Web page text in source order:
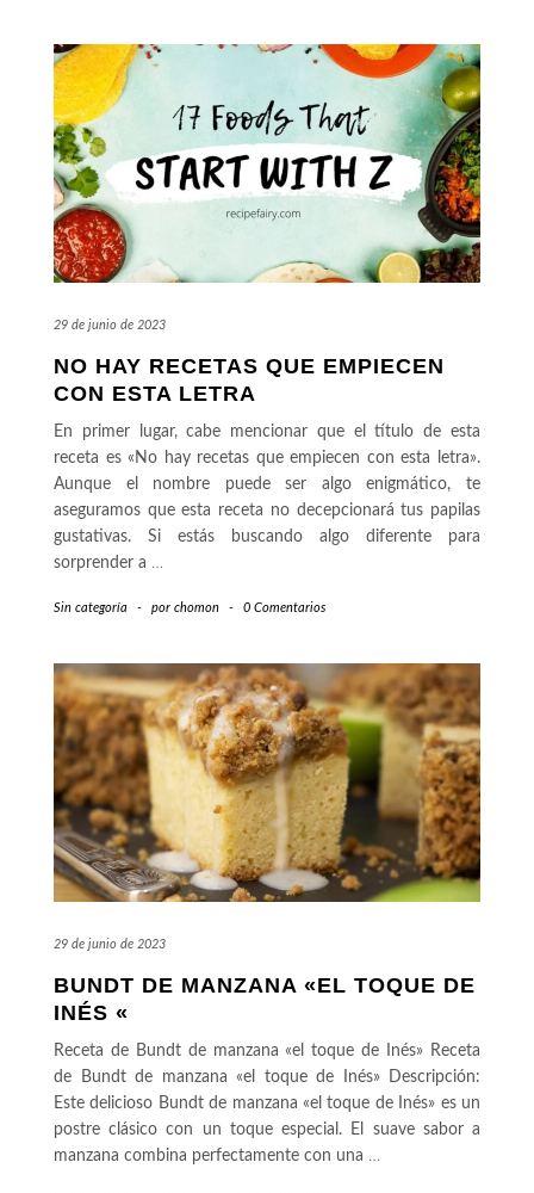
29 de junio de 2023
NO HAY RECETAS QUE EMPIECEN
CON ESTA LETRA
En primer lugar, cabe mencionar que el título de esta
receta es «No hay recetas que empiecen con esta letra».
Aunque el nombre puede ser algo enigmático, te
aseguramos que esta receta no decepcionará tus papilas
gustativas. Si estás buscando algo diferente para
sorprender a …
Sin categoría - por chomon - 0 Comentarios
29 de junio de 2023
BUNDT DE MANZANA «EL TOQUE DE
INÉS «
Receta de Bundt de manzana «el toque de Inés» Receta
de Bundt de manzana «el toque de Inés» Descripción:
Este delicioso Bundt de manzana «el toque de Inés» es un
postre clásico con un toque especial. El suave sabor a
manzana combina perfectamente con una …